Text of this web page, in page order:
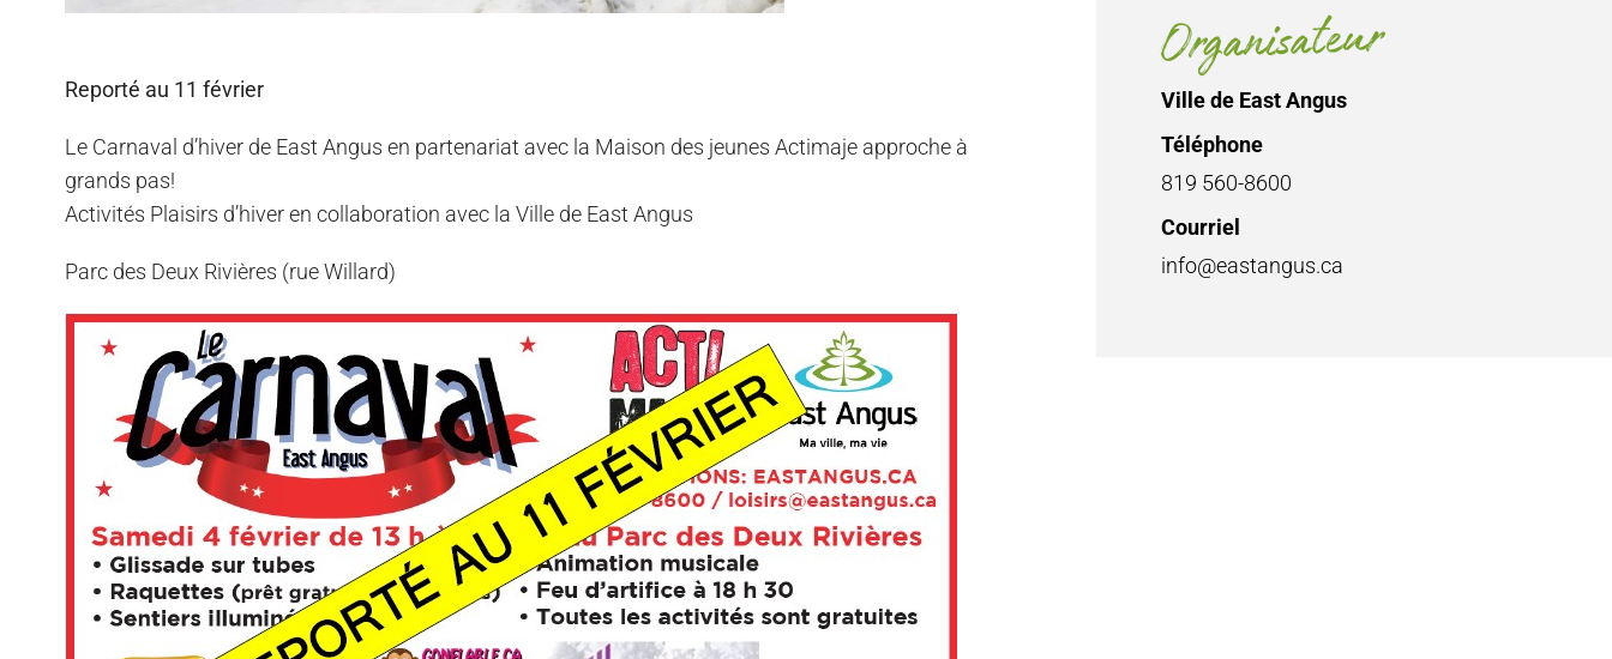
Reporté au 11 février
Le Carnaval d’hiver de East Angus en partenariat avec la Maison des jeunes Actimaje approche à
grands pas!
Activités Plaisirs d’hiver en collaboration avec la Ville de East Angus
Parc des Deux Rivières (rue Willard)
Organisateur
Ville de East Angus
Téléphone
819 560-8600
Courriel
info@eastangus.ca